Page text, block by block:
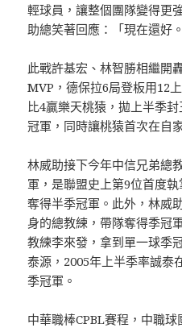
輕球員，讓整個團隊變得更
助總笑著回應：「現在還好。
此戰許基宏、林智勝相繼開
MVP，德保拉6局登板用12
比4贏樂天桃猿，拋上半季
冠軍，同時讓桃猿首次在自
林威助接下今年中信兄弟總
軍，是聯盟史上第9位首度執
奪得半季冠軍。此外，林威
身的總教練，帶隊奪得季冠
教練李來發，拿到單一球季
泰源，2005年上半季率誠泰
季冠軍。
中華職棒CPBL賽程，中職